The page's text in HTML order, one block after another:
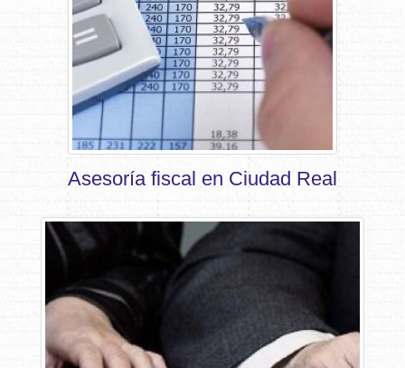
Asesoría fiscal en Ciudad Real